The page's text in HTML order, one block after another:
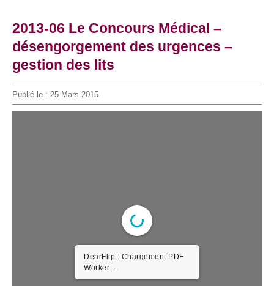
2013-06 Le Concours Médical –
désengorgement des urgences –
gestion des lits
Publié le : 25 Mars 2015
DearFlip : Chargement PDF
Worker ...